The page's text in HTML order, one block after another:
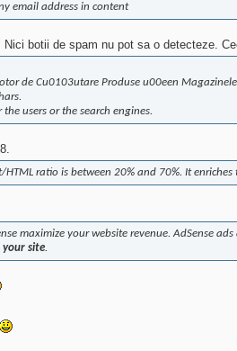
email address in content
Nici botii de spam nu pot sa o detecteze.
de Cu0103utare Produse u00een
users or the search engines.
HTML ratio is between 20% and 70%. It
maximize your website revenue. AdSense
your site.